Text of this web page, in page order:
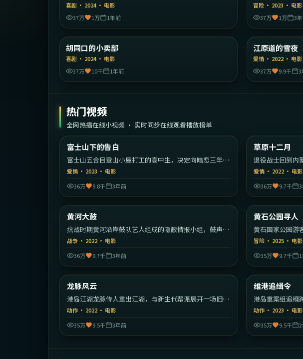
喜剧 · 2024· 电影
37万
1万 1年前
冒险· 2023 · 电影
37万
1万 3
精选
胡同口的小卖部
喜剧 · 2024· 电影
37万
10千 1年前
精选
江原道的雪夜
爱情· 2022· 电影
37万
9.9千 3
热门视频
全网热播在线小视频 · 实时同步在线观看播放榜单
热门
2:09:44
富士山下的告白
富士山五合目登山小屋打工的高中生，决定向暗恋三年的
学姐告白。
爱情· 2023 · 电影
36万
9.8千 3年前
热门
草原十二月
退役战士回到内
雪中相互救赎。
爱情· 2022· 电影
36万
9.7千
热门
1:32:01
黄河大鼓
抗战时期黄河沿岸鼓队艺人组成的隐蔽情报小组，鼓声里
藏着一支军队的密码。
战争· 2022· 电影
36万
9.7千 3年前
热门
黄石公园寻人
黄石国家公园游
家族秘密。
冒险· 2025· 电影
35万
9.7千
热门
2:28:33
龙脉风云
港岛江湖龙脉传人重出江湖，与新生代帮派展开一场旧式
较量。
动作· 2022· 电影
35万
9.5千 3年前
热门
维港追缉令
港岛重案组追缉
动作· 2023 · 电影
35万
9.5千